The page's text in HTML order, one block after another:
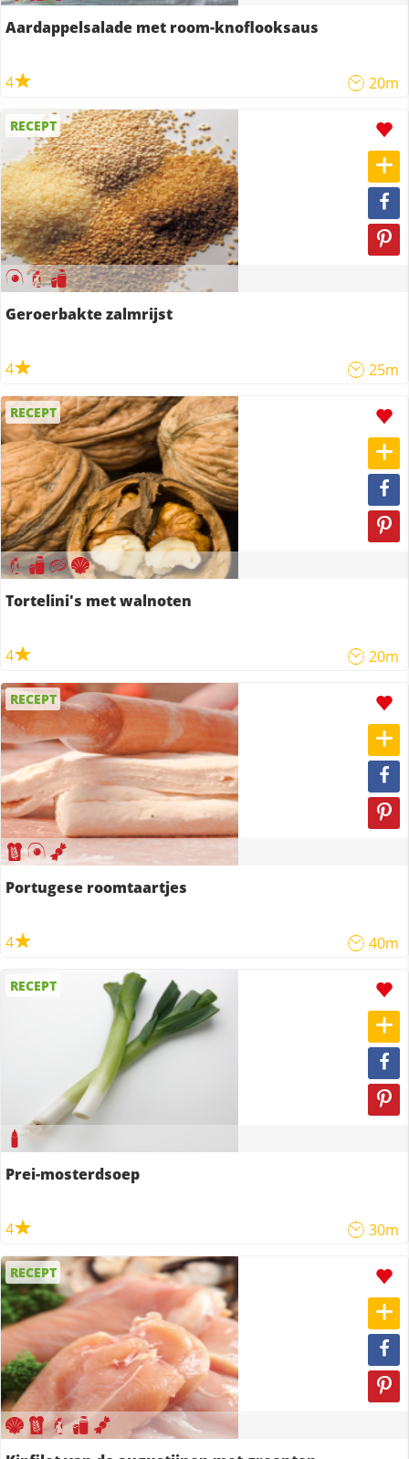
Aardappelsalade met room-knoflooksaus
4 20m
RECEPT
Geroerbakte zalmrijst
4 25m
RECEPT
Tortelini's met walnoten
4 20m
RECEPT
Portugese roomtaartjes
4 40m
RECEPT
Prei-mosterdsoep
4 30m
RECEPT